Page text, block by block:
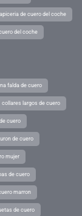
de cuero del coche
del coche
falda de cuero
collares largos de cuero
cuero
de cuero
mujer
de cuero
marron
de cuero